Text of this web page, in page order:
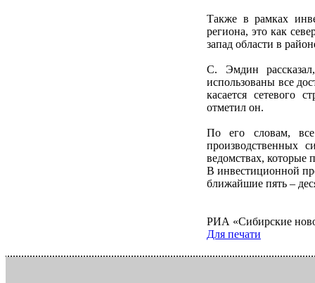
Также в рамках
региона, это как
запад области в
С. Эмдин
использованы все
касается сетевого
отметил он.
По его словам,
производственных
ведомствах, которые
В инвестиционной
ближайшие пять –
РИА «Сибирские
Для печати